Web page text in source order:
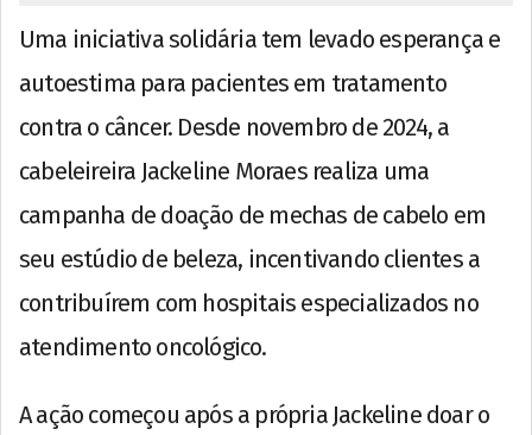
Uma iniciativa solidária tem levado esperança e
autoestima para pacientes em tratamento
contra o câncer. Desde novembro de 2024, a
cabeleireira Jackeline Moraes realiza uma
campanha de doação de mechas de cabelo em
seu estúdio de beleza, incentivando clientes a
contribuírem com hospitais especializados no
atendimento oncológico.
A ação começou após a própria Jackeline doar o